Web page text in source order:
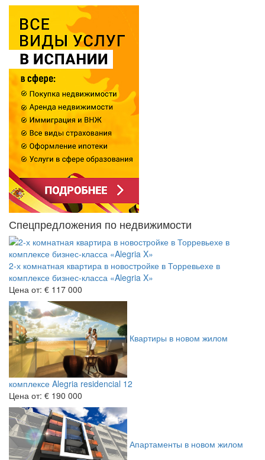
Спецпредложения по недвижимости
2-х комнатная квартира в новостройке в Торревьехе в
комплексе бизнес-класса «Alegria X»
Цена от: € 117 000
Квартиры в новом жилом
комплексе Alegria residencial 12
Цена от: € 190 000
Апартаменты в новом жилом